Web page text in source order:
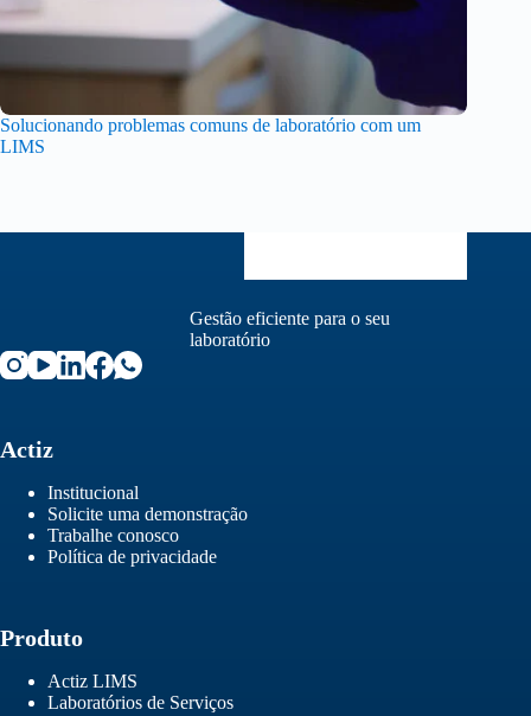
Solucionando problemas comuns de laboratório com um
LIMS
Gestão eficiente para o seu
laboratório
Actiz
Institucional
Solicite uma demonstração
Trabalhe conosco
Política de privacidade
Produto
Actiz LIMS
Laboratórios de Serviços